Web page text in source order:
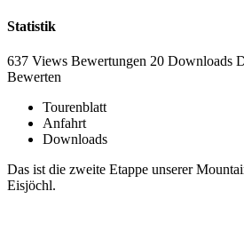
Statistik
637 Views Bewertungen 20 Downloads
Bewerten
Tourenblatt
Anfahrt
Downloads
Das ist die zweite Etappe unserer
Eisjöchl.